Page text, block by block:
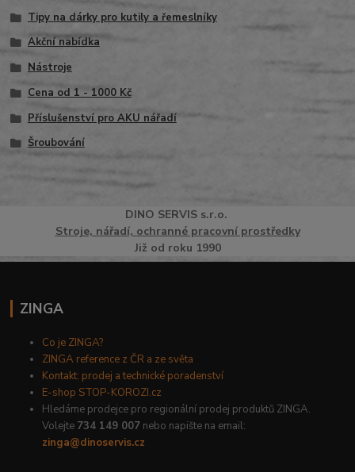
Tipy na dárky pro kutily a řemeslníky
Akční nabídka
Nástroje
Cena od 1 - 1000 Kč
Příslušenství pro AKU nářadí
Šroubování
DINO SERVISs.r.o.
Stroje, nářadí, ochranné pracovní prostředky
Již od roku 1990
ZINGA
Co je ZINGA?
ZINGA reference z ČR a ze světa
Kontakt: prodej a technické poradenství
E-shop STOP-KOROZI.cz
Hledáme prodejce pro regionální prodej produktů ZINGA.
Volejte 734 149 007 nebo napište na email:
zinga@dinoservis.cz